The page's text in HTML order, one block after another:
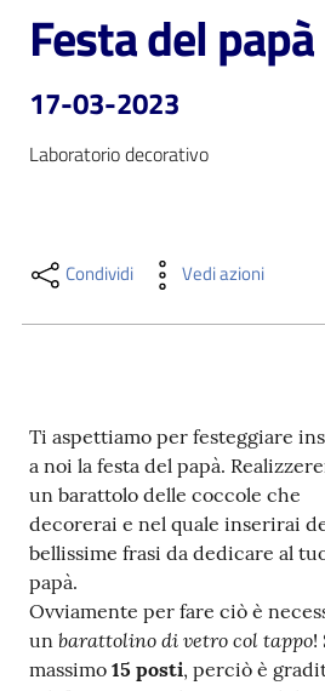
Cosa
puoi
fare
contenuti
Casa
Piani
Archivio
Salta al contenuto
Festa del papà
17-03-2023
Laboratorio decorativo
Condividi Vedi azioni
Ti aspettiamo per festeggiare
a noi la festa del papà.
un barattolo delle coccole che
decorerai e nel quale inserirai
bellissime frasi da dedicare al
papà.
Ovviamente per fare ciò è
un barattolino di vetro col tappo!
massimo 15 posti, perciò è